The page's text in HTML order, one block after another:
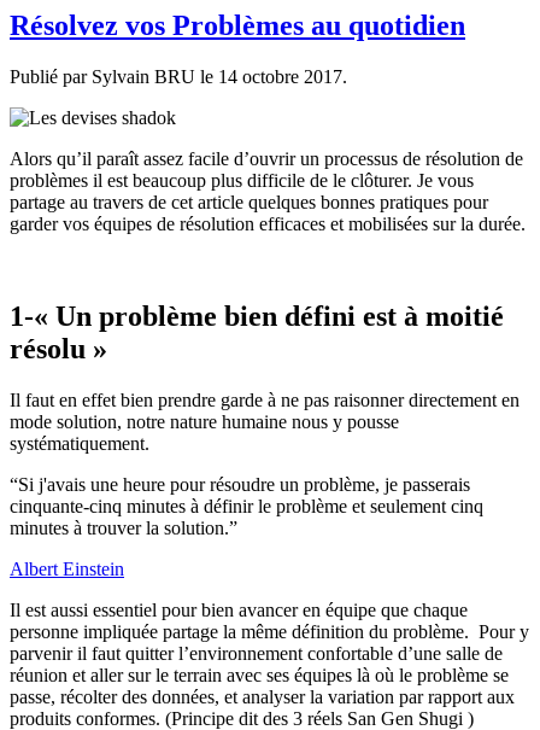
Résolvez vos Problèmes au quotidien
Publié par Sylvain BRU le 14 octobre 2017.
Alors qu’il paraît assez facile d’ouvrir un processus de résolution de
problèmes il est beaucoup plus difficile de le clôturer. Je vous
partage au travers de cet article quelques bonnes pratiques pour
garder vos équipes de résolution efficaces et mobilisées sur la durée.
1-« Un problème bien défini est à moitié
résolu »
Il faut en effet bien prendre garde à ne pas raisonner directement en
mode solution, notre nature humaine nous y pousse
systématiquement.
“Si j'avais une heure pour résoudre un problème, je passerais
cinquante-cinq minutes à définir le problème et seulement cinq
minutes à trouver la solution.”
Albert Einstein
Il est aussi essentiel pour bien avancer en équipe que chaque
personne impliquée partage la même définition du problème. Pour y
parvenir il faut quitter l’environnement confortable d’une salle de
réunion et aller sur le terrain avec ses équipes là où le problème se
passe, récolter des données, et analyser la variation par rapport aux
produits conformes. (Principe dit des 3 réels San Gen Shugi )